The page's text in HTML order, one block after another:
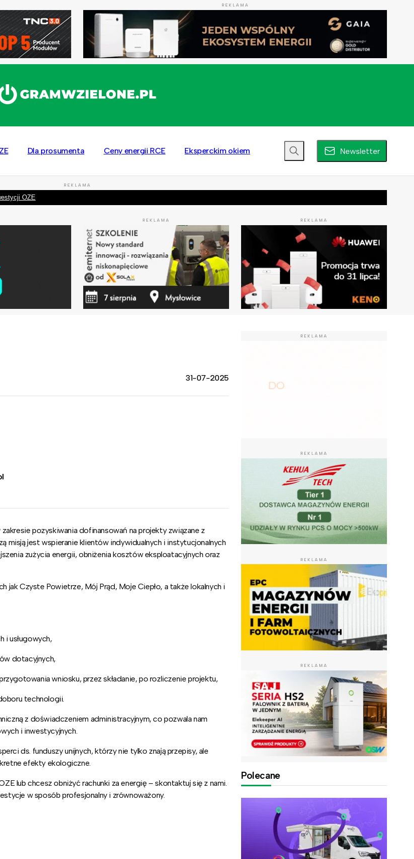
REKLAMA
Dla prosumenta Ceny energii RCE Eksperckim okiem Newsletter
REKLAMA
OZE
REKLAMA REKLAMA
31-07-2025
pozyskiwania dofinansowań na projekty związane z
misją jest wspieranie klientów indywidualnych i instytucjonalnych
zużycia energii, obniżenia kosztów eksploatacyjnych oraz
jak Czyste Powietrze, Mój Prąd, Moje Ciepło, a także lokalnych i
i usługowych,
dotacyjnych,
wniosku, przez składanie, po rozliczenie projektu,
technologii.
z doświadczeniem administracyjnym, co pozwala nam
i inwestycyjnych.
ds. funduszy unijnych, którzy nie tylko znają przepisy, ale
efekty ekologiczne.
lub chcesz obniżyć rachunki za energię – skontaktuj się z nami.
w sposób profesjonalny i zrównoważony.
REKLAMA
REKLAMA
REKLAMA
REKLAMA
Polecane